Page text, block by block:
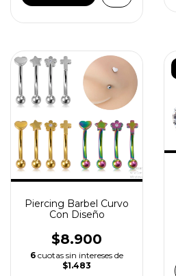
Piercing Barbel Curvo
Con Diseño
$8.900
6 cuotas sin intereses de
$1.483